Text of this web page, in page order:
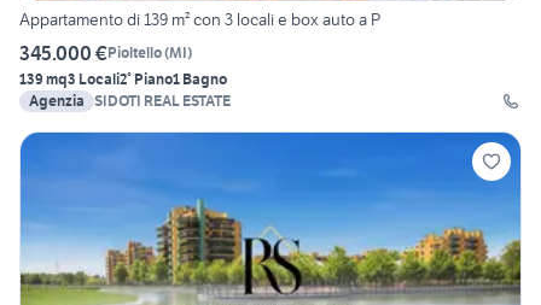
Appartamento di 139 m² con 3 locali e box auto a P
345.000 €Pioltello(MI)
139 mq3 Locali2° Piano1 Bagno
Agenzia SIDOTI REAL ESTATE